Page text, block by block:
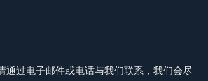
通过电子邮件或电话与我们联系，我们会尽